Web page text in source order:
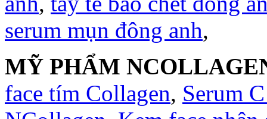
serum mụn đông anh,
MỸ PHẨM
face tím Collagen, Serum